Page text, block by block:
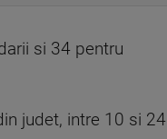
si 34 pentru
judet, intre 10 si 24